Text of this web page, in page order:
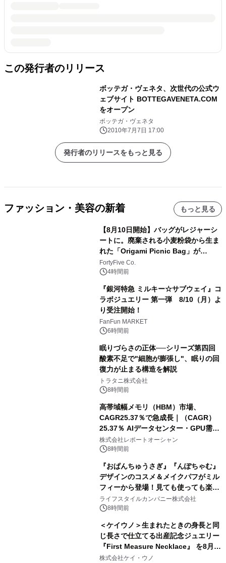
この発行者のリリース
ボッテガ・ヴェネタ、次世代の公式ウ
ェブサイト BOTTEGAVENETA.COM
をオープン
ボッテガ・ヴェネタ
2010年7月7日 17:00
発行者のリリースをもっと見る
ファッション・美容の新着 もっと見る
【8月10日開始】バッグがレジャーシ
ートに。廃棄される小麦粉袋から生ま
れた「Origami Picnic Bag」が
Makuakeに登場
FortyFive Co.
4時間前
『銀河特急 ミルキー☆サブウェイ』コ
ラボジュエリー 第一弾 8/10（月）よ
り受注開始！
FanFun MARKET
6時間前
眠りづらさの正体──シリーズ第四回
酸素不足で"細胞が膨張し"、眠りの回
復力が止まる構造を解説
トラタニ株式会社
8時間前
高帯域幅メモリ（HBM）市場、
CAGR25.37％で急成長｜（CAGR）
25.37％ AIデータセンター・GPU需要
拡大が2035年の市場成長を牽引
株式会社レポートオーシャン
8時間前
『おぱんちゅうさぎ』『んぽちゃむ』
デザインのコスメ＆メイクパフがミル
フィーから登場！見ても使っても楽し
い、ポップでキュートなコレクショ
ン。
ライフスタイルカンパニー株式会社
8時間前
＜ケイウノ＞生まれたときの身長と同
じ長さで仕立てる出産記念ジュエリー
『First Measure Necklace』 を8月14
日(金)に発売
株式会社ケイ・ウノ